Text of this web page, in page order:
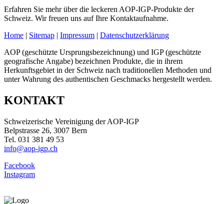
Erfahren Sie mehr über die leckeren AOP-IGP-Produkte der
Schweiz. Wir freuen uns auf Ihre Kontaktaufnahme.
Home | Sitemap | Impressum | Datenschutzerklärung
AOP (geschützte Ursprungsbezeichnung) und IGP (geschützte
geografische Angabe) bezeichnen Produkte, die in ihrem
Herkunftsgebiet in der Schweiz nach traditionellen Methoden und
unter Wahrung des authentischen Geschmacks hergestellt werden.
KONTAKT
Schweizerische Vereinigung der AOP-IGP
Belpstrasse 26, 3007 Bern
Tel. 031 381 49 53
info@aop-igp.ch
Facebook
Instagram